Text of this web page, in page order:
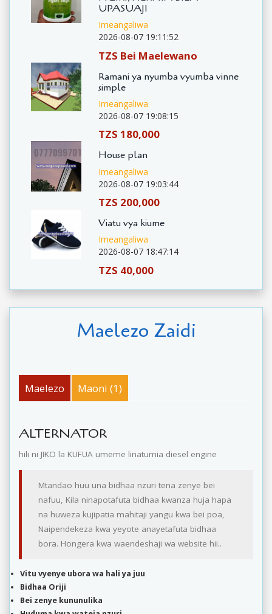
UPASUAJI
Imeangaliwa
2026-08-07 19:11:52
TZS Bei Maelewano
Ramani ya nyumba vyumba vinne
simple
Imeangaliwa
2026-08-07 19:08:15
TZS 180,000
House plan
Imeangaliwa
2026-08-07 19:03:44
TZS 200,000
Viatu vya kiume
Imeangaliwa
2026-08-07 18:47:14
TZS 40,000
Maelezo Zaidi
Maelezo Maoni (1)
ALTERNATOR
hili ni JIKO la KUFUA umeme linatumia diesel engine
Mtandao huu una bidhaa nzuri tena zenye bei
nafuu, Kila ninapotafuta bidhaa kwanza huja hapa
na huweza kujipatia mahitaji yangu kwa bei poa,
Naipendekeza kwa yeyote anayetafuta bidhaa
bora. Hongera kwa waendeshaji wa website hii..
Vitu vyenye ubora wa hali ya juu
Bidhaa Oriji
Bei zenye kununulika